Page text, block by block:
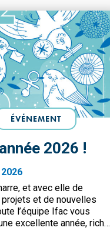
ÉVÉNEMENT
2026 !
et avec elle de
projets et de nouvelles
l’équipe Ifac vous
excellente année, riche